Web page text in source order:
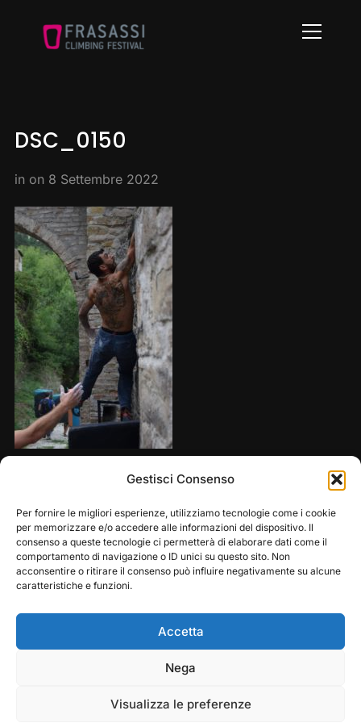
Gestisci Consenso
Per fornire le migliori esperienze, utilizziamo tecnologie come i cookie
per memorizzare e/o accedere alle informazioni del dispositivo. Il
consenso a queste tecnologie ci permetterà di elaborare dati come il
comportamento di navigazione o ID unici su questo sito. Non
acconsentire o ritirare il consenso può influire negativamente su alcune
caratteristiche e funzioni.
Accetta
Nega
Visualizza le preferenze
Info
DSC_0150
in on 8 Settembre 2022
Copyright © 2026 — Frasassi Climbing Festival. All
Rights Reserved